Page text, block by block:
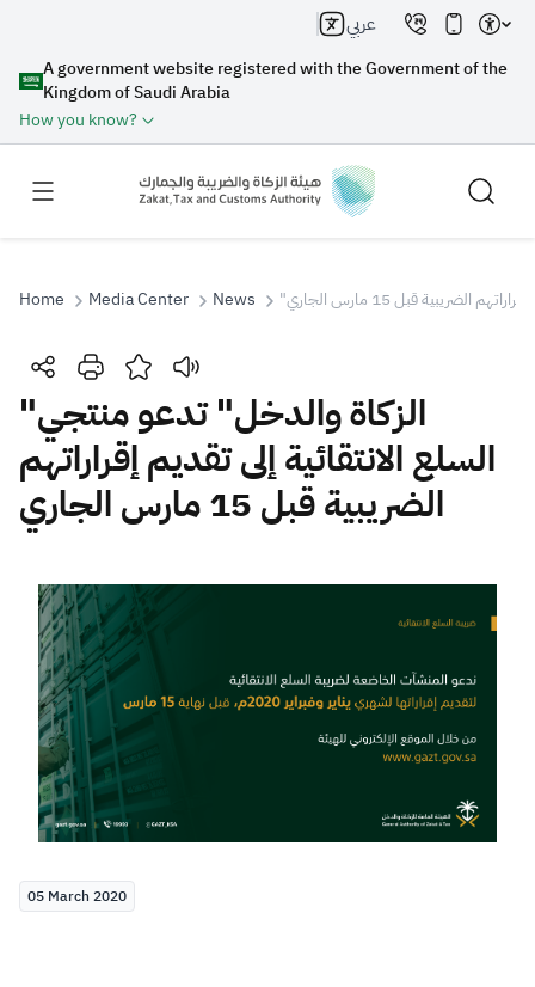
A government website registered with the Government of the
Kingdom of Saudi Arabia
How you know?
عربي
Search
Search Search AI
Suggestions
Zakat Customs VAT
Tax Declaration
Real Estate Transactions
Home Media Center News قبل 15 مارس الجاري
"الزكاة والدخل" تدعو منتجي
السلع الانتقائية إلى تقديم إقراراتهم
الضريبية قبل 15 مارس الجاري
05 March 2020